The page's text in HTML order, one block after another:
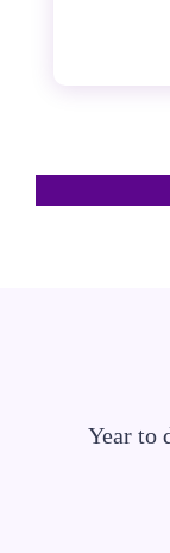
Year to